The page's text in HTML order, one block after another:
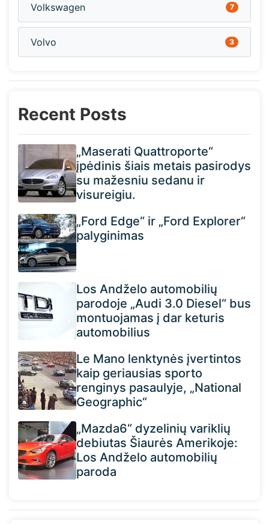
Volkswagen 7
Volvo 3
Recent Posts
„Maserati Quattroporte“
įpėdinis šiais metais pasirodys
su mažesniu sedanu ir
visureigiu.
„Ford Edge“ ir „Ford Explorer“
palyginimas
Los Andželo automobilių
parodoje „Audi 3.0 Diesel“ bus
montuojamas į dar keturis
automobilius
Le Mano lenktynės įvertintos
kaip geriausias sporto
renginys pasaulyje, „National
Geographic“
„Mazda6“ dyzelinių variklių
debiutas Šiaurės Amerikoje:
Los Andželo automobilių
paroda